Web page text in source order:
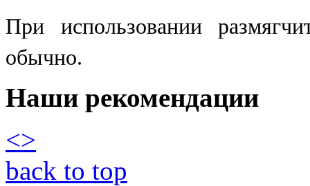
При использовании
обычно.
Наши рекомендации
<>
back to top